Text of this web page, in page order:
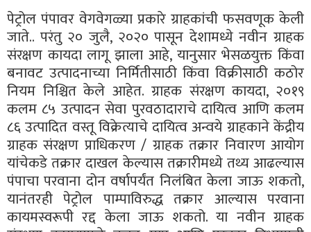
पेट्रोल पंपावर वेगवेगळ्या प्रकारे ग्राहकांची फसवणूक केली
जाते.. परंतु २० जुलै, २०२० पासून देशामध्ये नवीन ग्राहक
संरक्षण कायदा लागू झाला आहे, यानुसार भेसळयुक्त किंवा
बनावट उत्पादनाच्या निर्मितीसाठी किंवा विक्रीसाठी कठोर
नियम निश्चित केले आहेत. ग्राहक संरक्षण कायदा, २०१९
कलम ८५ उत्पादन सेवा पुरवठादाराचे दायित्व आणि कलम
८६ उत्पादित वस्तू विक्रेत्याचे दायित्व अन्वये ग्राहकाने केंद्रीय
ग्राहक संरक्षण प्राधिकरण / ग्राहक तक्रार निवारण आयोग
यांचेकडे तक्रार दाखल केल्यास तक्रारीमध्ये तथ्य आढल्यास
पंपाचा परवाना दोन वर्षापर्यंत निलंबित केला जाऊ शकतो,
यानंतरही पेट्रोल पाम्पाविरुद्ध तक्रार आल्यास परवाना
कायमस्वरूपी रद्द केला जाऊ शकतो. या नवीन ग्राहक